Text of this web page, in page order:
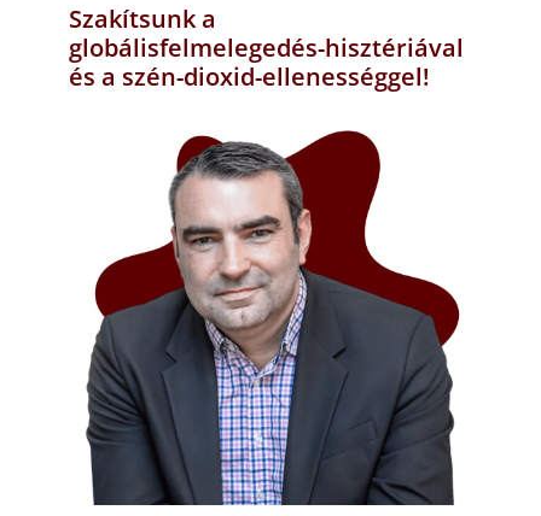
Szakítsunk a
globálisfelmelegedés-hisztériával
és a szén-dioxid-ellenességgel!